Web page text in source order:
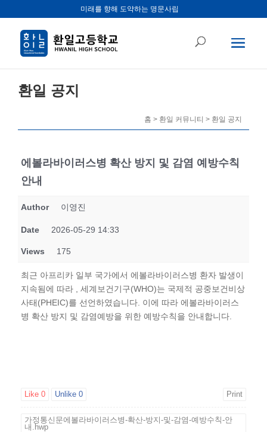
미래를 향해 도약하는 명문사립
환일 공지
홈 > 환일 커뮤니티 > 환일 공지
에볼라바이러스병 확산 방지 및 감염 예방수칙
안내
Author 이영진
Date 2026-05-29 14:33
Views 175
최근 아프리카 일부 국가에서 에볼라바이러스병 환자 발생이
지속됨에 따라 , 세계보건기구(WHO)는 국제적 공중보건비상
사태(PHEIC)를 선언하였습니다. 이에 따라 에볼라바이러스
병 확산 방지 및 감염예방을 위한 예방수칙을 안내합니다.
Like 0 Unlike 0 Print
가정통신문에볼라바이러스병-확산-방지-및-감염-예방수칙-안
내.hwp